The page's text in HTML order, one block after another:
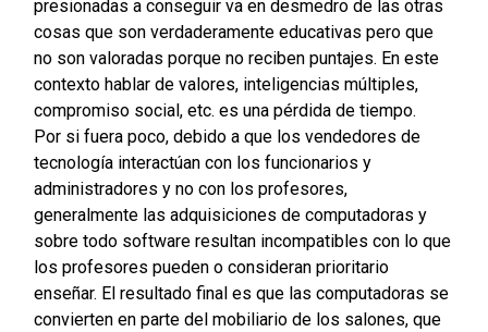
presionadas a conseguir va en desmedro de las otras
cosas que son verdaderamente educativas pero que
no son valoradas porque no reciben puntajes. En este
contexto hablar de valores, inteligencias múltiples,
compromiso social, etc. es una pérdida de tiempo.
Por si fuera poco, debido a que los vendedores de
tecnología interactúan con los funcionarios y
administradores y no con los profesores,
generalmente las adquisiciones de computadoras y
sobre todo software resultan incompatibles con lo que
los profesores pueden o consideran prioritario
enseñar. El resultado final es que las computadoras se
convierten en parte del mobiliario de los salones, que